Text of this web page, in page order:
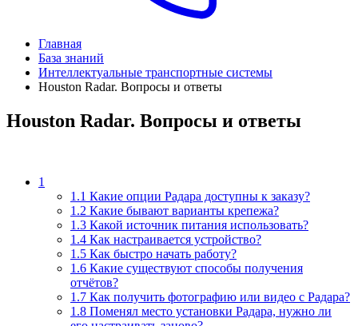
Главная
База знаний
Интеллектуальные транспортные системы
Houston Radar. Вопросы и ответы
Houston Radar. Вопросы и ответы
1
1.1 Какие опции Радара доступны к заказу?
1.2 Какие бывают варианты крепежа?
1.3 Какой источник питания использовать?
1.4 Как настраивается устройство?
1.5 Как быстро начать работу?
1.6 Какие существуют способы получения
отчётов?
1.7 Как получить фотографию или видео с Радара?
1.8 Поменял место установки Радара, нужно ли